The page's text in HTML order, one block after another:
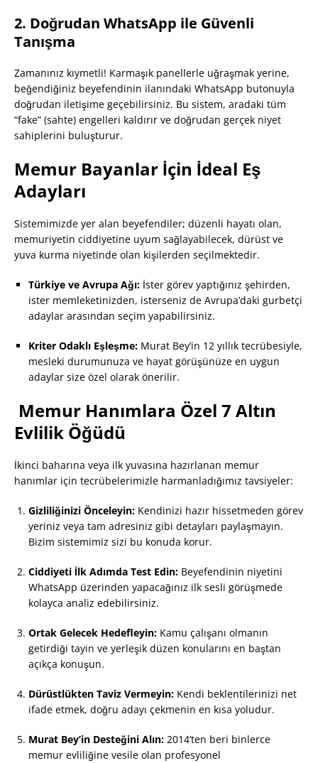
2. Doğrudan WhatsApp ile Güvenli
Tanışma
Zamanınız kıymetli! Karmaşık panellerle uğraşmak yerine,
beğendiğiniz beyefendinin ilanındaki WhatsApp butonuyla
doğrudan iletişime geçebilirsiniz. Bu sistem, aradaki tüm
“fake” (sahte) engelleri kaldırır ve doğrudan gerçek niyet
sahiplerini buluşturur.
Memur Bayanlar İçin İdeal Eş
Adayları
Sistemimizde yer alan beyefendiler; düzenli hayatı olan,
memuriyetin ciddiyetine uyum sağlayabilecek, dürüst ve
yuva kurma niyetinde olan kişilerden seçilmektedir.
Türkiye ve Avrupa Ağı: İster görev yaptığınız şehirden,
ister memleketinizden, isterseniz de Avrupa’daki gurbetçi
adaylar arasından seçim yapabilirsiniz.
Kriter Odaklı Eşleşme: Murat Bey’in 12 yıllık tecrübesiyle,
mesleki durumunuza ve hayat görüşünüze en uygun
adaylar size özel olarak önerilir.
Memur Hanımlara Özel 7 Altın
Evlilik Öğüdü
İkinci baharına veya ilk yuvasına hazırlanan memur
hanımlar için tecrübelerimizle harmanladığımız tavsiyeler:
Gizliliğinizi Önceleyin: Kendinizi hazır hissetmeden görev
yeriniz veya tam adresiniz gibi detayları paylaşmayın.
Bizim sistemimiz sizi bu konuda korur.
Ciddiyeti İlk Adımda Test Edin: Beyefendinin niyetini
WhatsApp üzerinden yapacağınız ilk sesli görüşmede
kolayca analiz edebilirsiniz.
Ortak Gelecek Hedefleyin: Kamu çalışanı olmanın
getirdiği tayin ve yerleşik düzen konularını en baştan
açıkça konuşun.
Dürüstlükten Taviz Vermeyin: Kendi beklentilerinizi net
ifade etmek, doğru adayı çekmenin en kısa yoludur.
Murat Bey’in Desteğini Alın: 2014’ten beri binlerce
memur evliliğine vesile olan profesyonel